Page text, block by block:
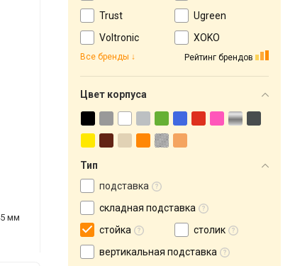
мм
Trust
Ugreen
Voltronic
XOKO
Рейтинг брендов
Все бренды
Цвет корпуса
Тип
подставка
складная подставка
стойка
столик
вертикальная подставка